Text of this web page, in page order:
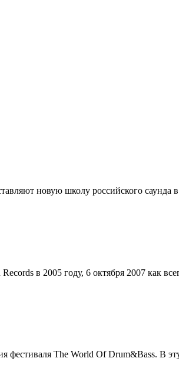
новую школу российского саунда
в 2005 году, 6 октября 2007 как
фестиваля The World Of Drum&Bass. В